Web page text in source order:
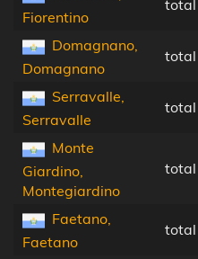
Fiorentino
total
Domagnano,
Domagnano
total
Serravalle,
Serravalle
total
Monte
Giardino,
Montegiardino
total
Faetano,
Faetano
total